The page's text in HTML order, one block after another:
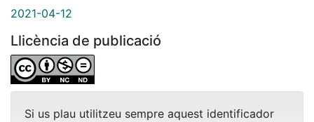
2021-04-12
Llicència de publicació
Si us plau utilitzeu sempre aquest identificador